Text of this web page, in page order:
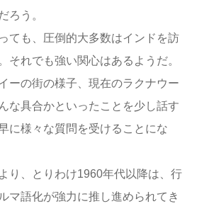
ろう。
ても、圧倒的大多数はインドを訪
それでも強い関心はあるようだ。
ーの街の様子、現在のラクナウー
な具合かといったことを少し話す
に様々な質問を受けることにな
り、とりわけ1960年代以降は、行
マ語化が強力に推し進められてき